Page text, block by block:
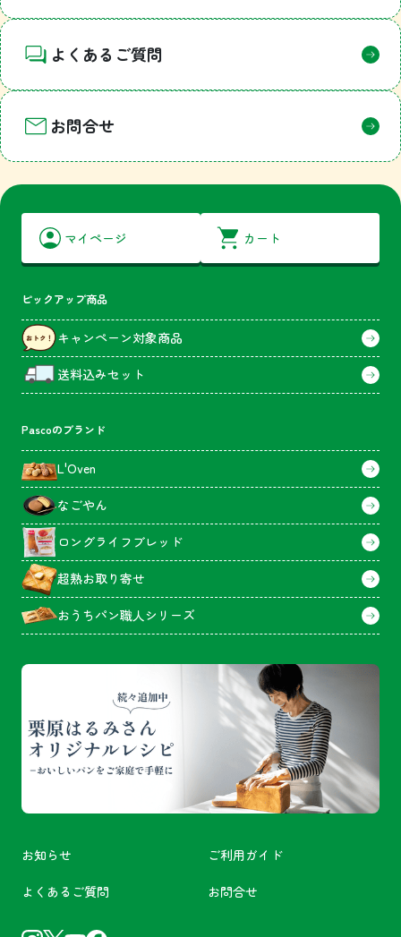
よくあるご質問
お問合せ
マイページ カート
ピックアップ商品
キャンペーン対象商品
送料込みセット
Pascoのブランド
L'Oven
なごやん
ロングライフブレッド
超熟お取り寄せ
おうちパン職人シリーズ
お知らせ ご利用ガイド
よくあるご質問 お問合せ